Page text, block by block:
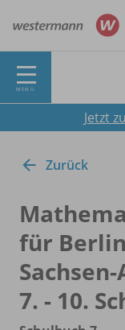
MENÜ
Jetzt
Zurück
für
7. - 10.